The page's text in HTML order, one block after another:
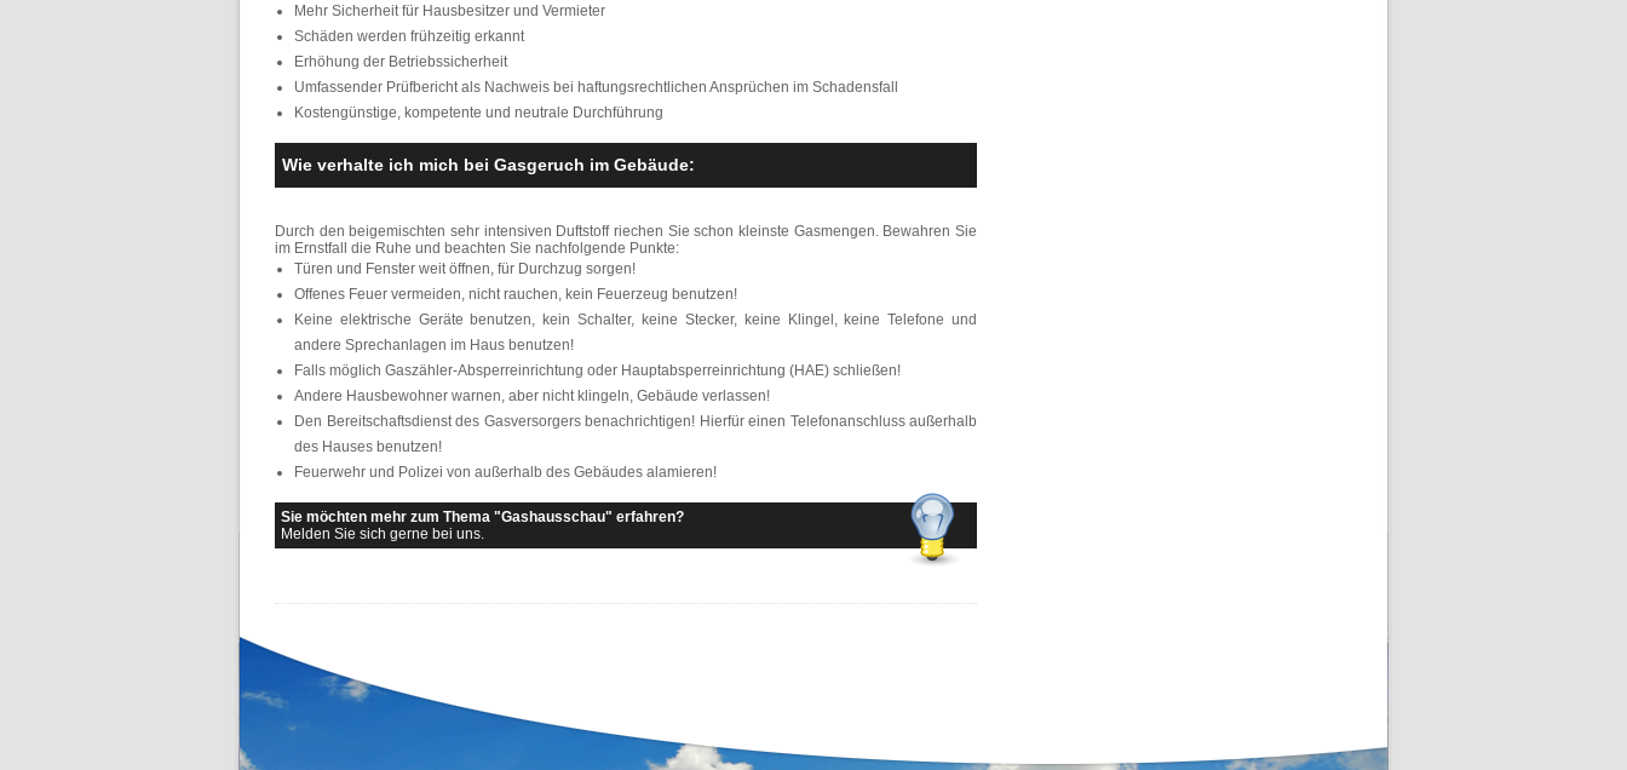
Mehr Sicherheit für Hausbesitzer und Vermieter
Schäden werden frühzeitig erkannt
Erhöhung der Betriebssicherheit
Umfassender Prüfbericht als Nachweis bei haftungsrechtlichen Ansprüchen im Schadensfall
Kostengünstige, kompetente und neutrale Durchführung
Wie verhalte ich mich bei Gasgeruch im Gebäude:
Durch den beigemischten sehr intensiven Duftstoff riechen Sie schon kleinste Gasmengen. Bewahren Sie
im Ernstfall die Ruhe und beachten Sie nachfolgende Punkte:
Türen und Fenster weit öffnen, für Durchzug sorgen!
Offenes Feuer vermeiden, nicht rauchen, kein Feuerzeug benutzen!
Keine elektrische Geräte benutzen, kein Schalter, keine Stecker, keine Klingel, keine Telefone und
andere Sprechanlagen im Haus benutzen!
Falls möglich Gaszähler-Absperreinrichtung oder Hauptabsperreinrichtung (HAE) schließen!
Andere Hausbewohner warnen, aber nicht klingeln, Gebäude verlassen!
Den Bereitschaftsdienst des Gasversorgers benachrichtigen! Hierfür einen Telefonanschluss außerhalb
des Hauses benutzen!
Feuerwehr und Polizei von außerhalb des Gebäudes alamieren!
Sie möchten mehr zum Thema "Gashausschau" erfahren?
Melden Sie sich gerne bei uns.